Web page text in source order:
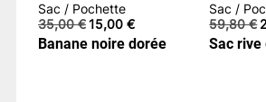
Sac / Pochette
35,00€Le
prix
initial
15,00 €Le
prix
actuel
Banane noire dorée
Sac /
59,80€
Sac rive